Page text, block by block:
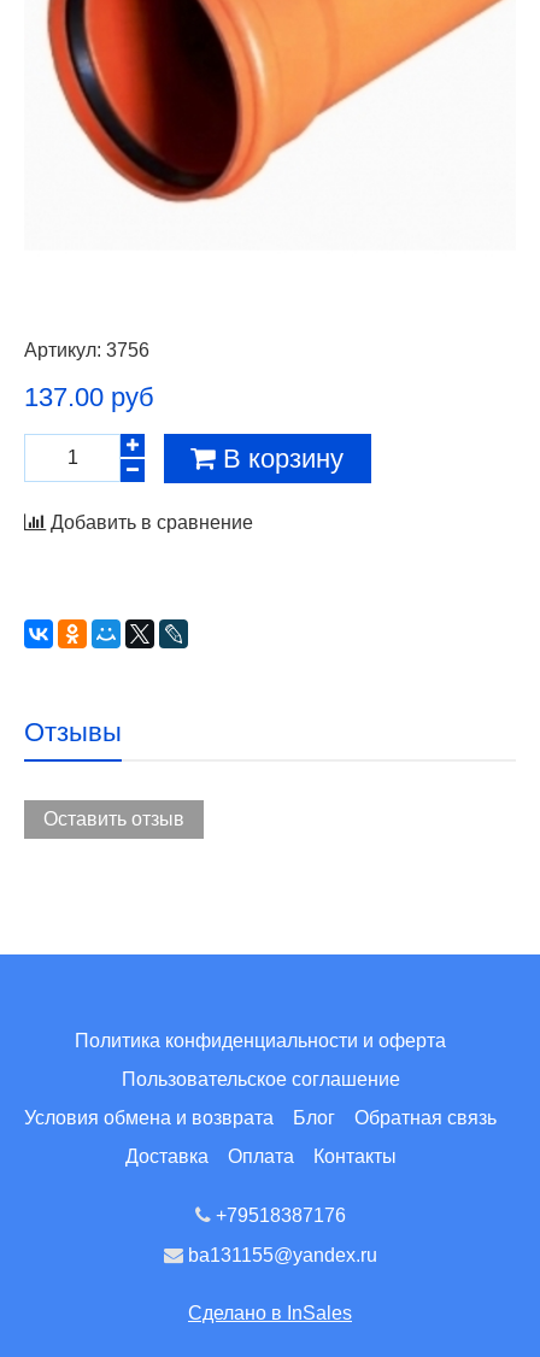
Артикул: 3756
137.00 руб
В корзину
Добавить в сравнение
Отзывы
Оставить отзыв
Политика конфиденциальности и оферта
Пользовательское соглашение
Условия обмена и возврата
Блог
Обратная связь
Доставка
Оплата Контакты
+79518387176
ba131155@yandex.ru
Сделано в InSales